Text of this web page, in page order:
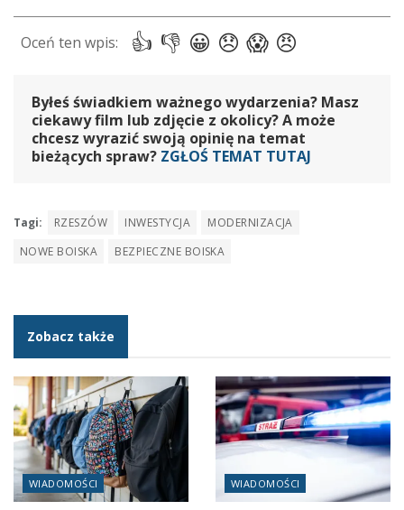
Byłeś świadkiem ważnego wydarzenia? Masz
ciekawy film lub zdjęcie z okolicy? A może
chcesz wyrazić swoją opinię na temat
bieżących spraw? ZGŁOŚ TEMAT TUTAJ
Tagi: RZESZÓW INWESTYCJA
MODERNIZACJA
NOWE BOISKA
BEZPIECZNE BOISKA
Zobacz także
WIADOMOŚCI WIADOMOŚCI